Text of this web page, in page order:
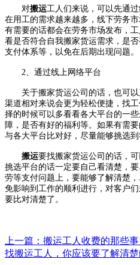
对搬运工人们来说，可以先通
在用工的需求越来越多，线下劳务
有需要的话都会在劳务市场发布，
看是否符合自我搬家货运需求，是
支付体系等，以免在后期出现问题。
2、 通过线上网络平台
关于搬家货运公司的话，也可
渠道相对来说会更为轻松便捷，找
择的时候可以多看看各大平台的一
障，是否有好的福利等。如果有需
与各大平台比对好，尽量能够挑选到
搬运要找搬家货运公司的话，
挑选平台的话一定要自己看清楚，
劳等支付问题上，要能够了解清楚
免影响到工作的顺利进行，对客户
要比对清楚了。
上一篇：搬运工人收费的那些
找搬运工人，你应该要了解清